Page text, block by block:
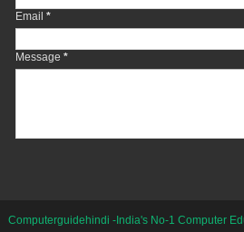
Email *
Message *
Computerguidehindi -India's No-1 Computer